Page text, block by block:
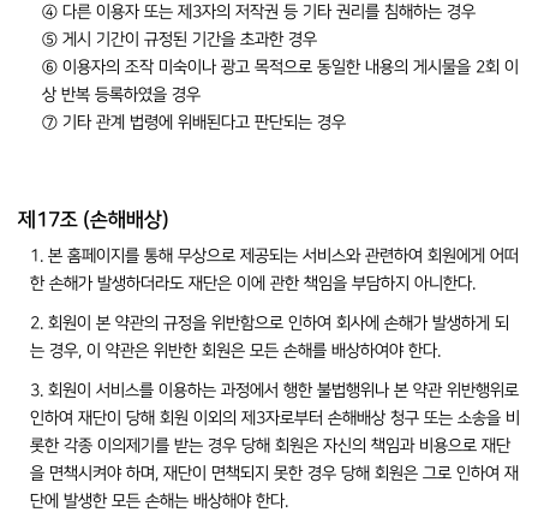
④ 다른 이용자 또는 제3자의 저작권 등 기타 권리를 침해하는 경우
⑤ 게시 기간이 규정된 기간을 초과한 경우
⑥ 이용자의 조작 미숙이나 광고 목적으로 동일한 내용의 게시물을 2회 이
상 반복 등록하였을 경우
⑦ 기타 관계 법령에 위배된다고 판단되는 경우
제17조 (손해배상)
1. 본 홈페이지를 통해 무상으로 제공되는 서비스와 관련하여 회원에게 어떠
한 손해가 발생하더라도 재단은 이에 관한 책임을 부담하지 아니한다.
2. 회원이 본 약관의 규정을 위반함으로 인하여 회사에 손해가 발생하게 되
는 경우, 이 약관은 위반한 회원은 모든 손해를 배상하여야 한다.
3. 회원이 서비스를 이용하는 과정에서 행한 불법행위나 본 약관 위반행위로
인하여 재단이 당해 회원 이외의 제3자로부터 손해배상 청구 또는 소송을 비
롯한 각종 이의제기를 받는 경우 당해 회원은 자신의 책임과 비용으로 재단
을 면책시켜야 하며, 재단이 면책되지 못한 경우 당해 회원은 그로 인하여 재
단에 발생한 모든 손해는 배상해야 한다.